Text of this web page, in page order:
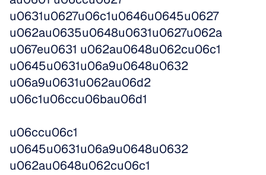
u0631u0627u06c1u0646u0645u0627
u062au0635u0648u0631u0627u062a
u067eu0631 u062au0648u062cu06c1
u0645u0631u06a9u0648u0632
u06a9u0631u062au06d2
u06c1u06ccu06bau06d1
u06ccu06c1
u0645u0631u06a9u0648u0632
u062au0648u062cu06c1